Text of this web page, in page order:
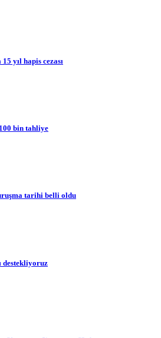
yıl hapis cezası
bin tahliye
tarihi belli oldu
destekliyoruz